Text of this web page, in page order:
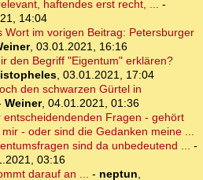
haftendes erst recht, ... -
14:04
Wort im vorigen Beitrag: Petersburger
, 03.01.2021, 16:16
den Begriff "Eigentum" erklären?
, 03.01.2021, 17:04
den schwarzen Gürtel in
Weiner, 04.01.2021, 01:36
entscheidendenden Fragen - gehört
- oder sind die Gedanken meine ...
sind da unbedeutend ... -
03:16
darauf an ... - neptun,